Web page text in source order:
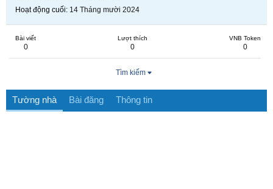
Hoạt động cuối 14 Tháng mười 2024
Bài viết
0
Lượt thích
0
VNB Token
0
Tìm kiếm
Tường nhà Bài đăng Thông tin